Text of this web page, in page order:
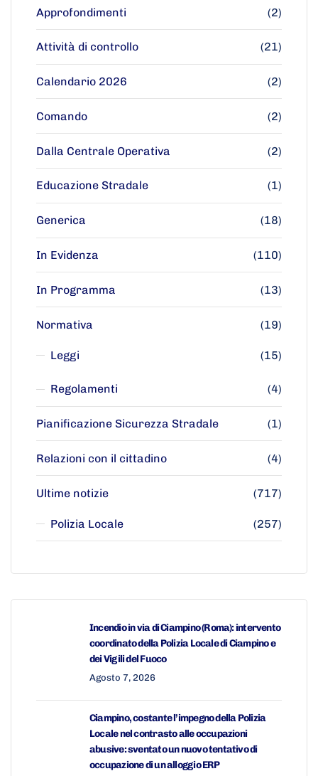
Approfondimenti (2)
Attività di controllo (21)
Calendario 2026 (2)
Comando (2)
Dalla Centrale Operativa (2)
Educazione Stradale (1)
Generica (18)
In Evidenza (110)
In Programma (13)
Normativa (19)
Leggi (15)
Regolamenti (4)
Pianificazione Sicurezza Stradale (1)
Relazioni con il cittadino (4)
Ultime notizie (717)
Polizia Locale (257)
Incendio in via di Ciampino (Roma): intervento
coordinato della Polizia Locale di Ciampino e
dei Vigili del Fuoco
Agosto 7, 2026
Ciampino, costante l’impegno della Polizia
Locale nel contrasto alle occupazioni
abusive: sventato un nuovo tentativo di
occupazione di un alloggio ERP